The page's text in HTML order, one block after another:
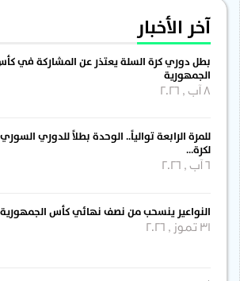
آخر الأخبار
بطل دوري كرة السلة يعتذر عن المشاركة في كأس
الجمهورية
للمرة الرابعة توالياً.. الوحدة بطلاً للدوري السوري
لكرة…
النواعير ينسحب من نصف نهائي كأس الجمهورية
31 تموز , 2026